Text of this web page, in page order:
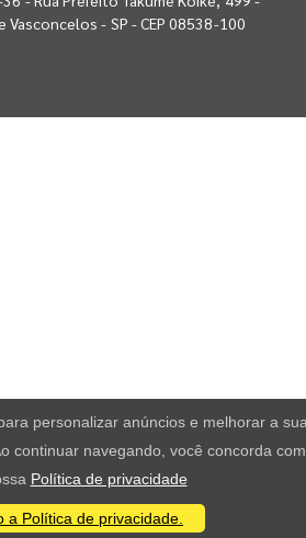
- SP - CEP 08538-100
personalizar anúncios e melhorar a
continuar navegando, você concorda
Política de privacidade
a Política de privacidade.